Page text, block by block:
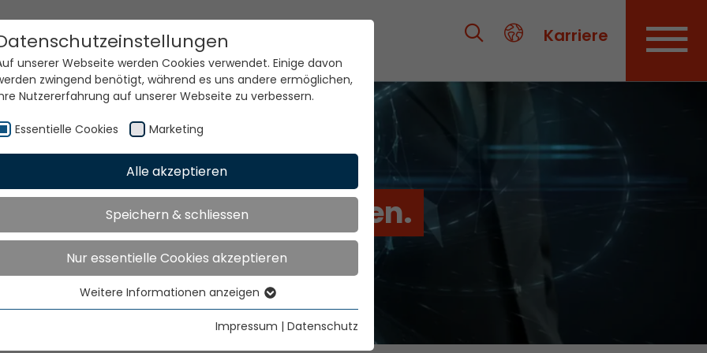
Karriere
Unsere Technologien.
unserer Webseite werden Cookies verwendet. Einige davon
zwingend benötigt, während es uns andere ermöglichen,
Nutzererfahrung auf unserer Webseite zu verbessern.
Essentielle Cookies Marketing
Alle akzeptieren
Speichern & schliessen
Nur essentielle Cookies akzeptieren
Essentielle Cookies
Essentielle Cookies werden für grundlegende Funktionen der
Webseite benötigt. Dadurch ist gewährleistet, dass die
Weitere Informationen anzeigen
Impressum | Datenschutz